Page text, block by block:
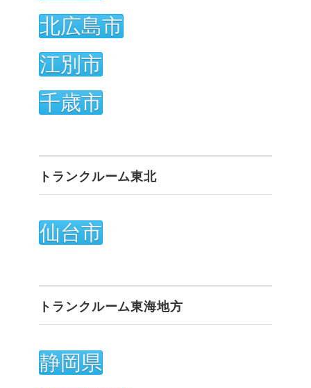
北広島市
江別市
千歳市
トランクルーム東北
仙台市
トランクルーム東海地方
静岡県